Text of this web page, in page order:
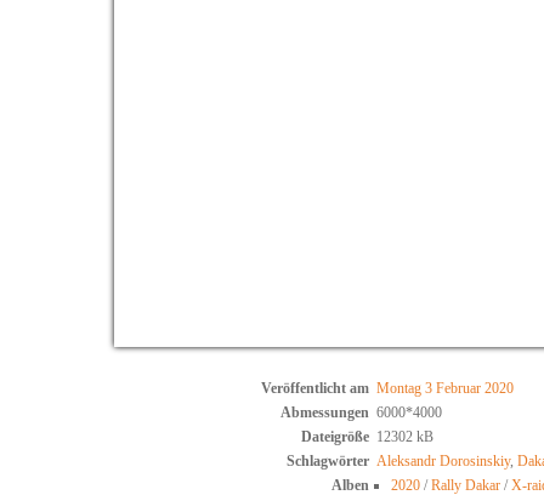
Veröffentlicht am Montag 3 Februar 2020
Abmessungen 6000*4000
Dateigröße 12302 kB
Schlagwörter Aleksandr Dorosinskiy,
Alben
2020/Rally Dakar/X-